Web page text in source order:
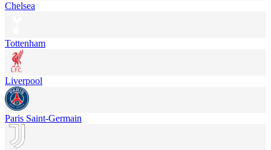
Chelsea
Tottenham
Liverpool
Paris Saint-Germain